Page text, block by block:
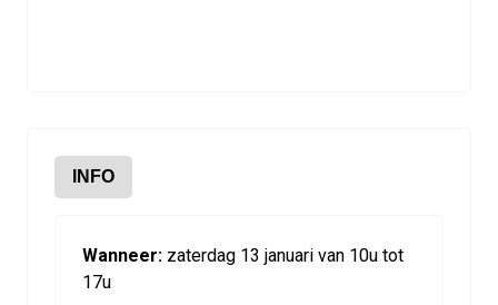
INFO
Wanneer: zaterdag 13 januari van 10u tot
17u